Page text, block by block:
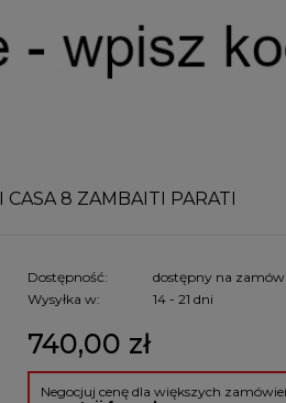
8 ZAMBAITI PARATI
Dostępność:
dostępny na
Wysyłka w:
14 - 21 dni
740,00 zł
Negocjuj cenę dla większych